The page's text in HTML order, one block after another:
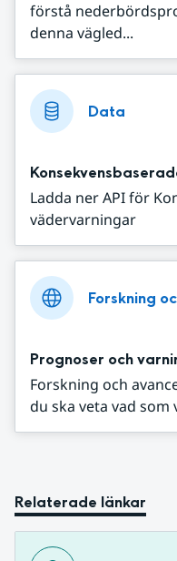
förstå
denna vägled...
Data
Ladda ner API för
vädervarningar
Forskning
Prognoser och
Forskning och
du ska veta vad som
Relaterade länkar